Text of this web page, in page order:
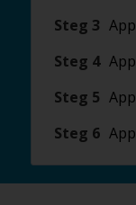
Steg 3
Steg 4
Steg 5
Steg 6